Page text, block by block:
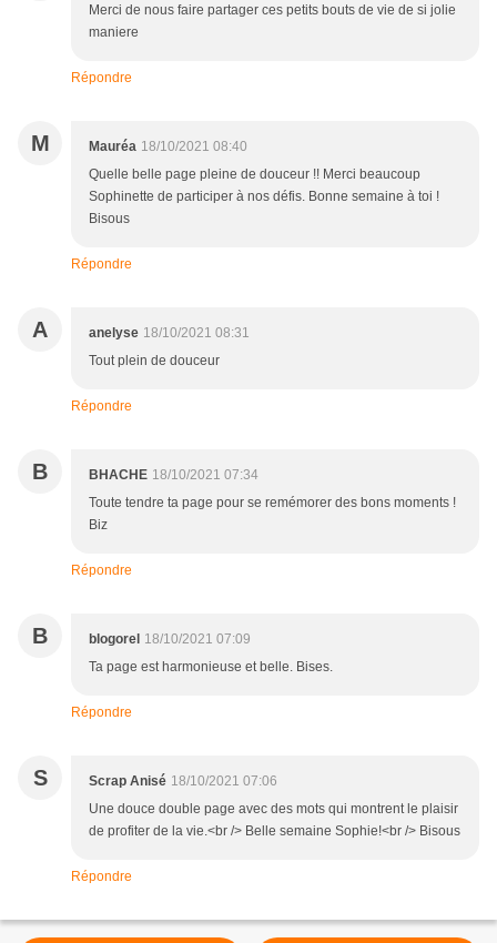
Merci de nous faire partager ces petits bouts de vie de si jolie
maniere
Répondre
M Mauréa 18/10/2021 08:40
Quelle belle page pleine de douceur !! Merci beaucoup
Sophinette de participer à nos défis. Bonne semaine à toi !
Bisous
Répondre
A anelyse 18/10/2021 08:31
Tout plein de douceur
Répondre
B BHACHE 18/10/2021 07:34
Toute tendre ta page pour se remémorer des bons moments !
Biz
Répondre
B blogorel 18/10/2021 07:09
Ta page est harmonieuse et belle. Bises.
Répondre
S Scrap Anisé 18/10/2021 07:06
Une douce double page avec des mots qui montrent le plaisir
de profiter de la vie.<br /> Belle semaine Sophie!<br /> Bisous
Répondre